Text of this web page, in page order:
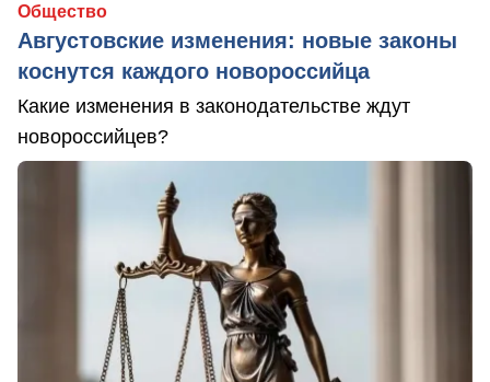
Общество
Августовские изменения: новые законы
коснутся каждого новороссийца
Какие изменения в законодательстве ждут
новороссийцев?